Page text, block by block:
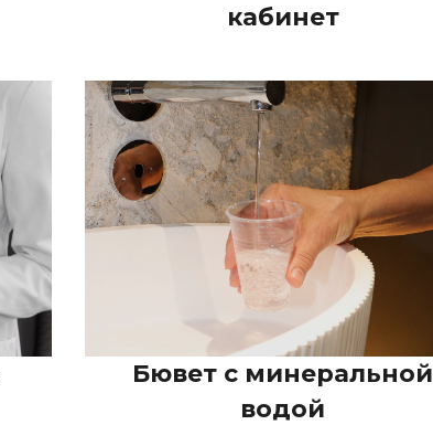
кабинет
Бювет с минеральной
водой